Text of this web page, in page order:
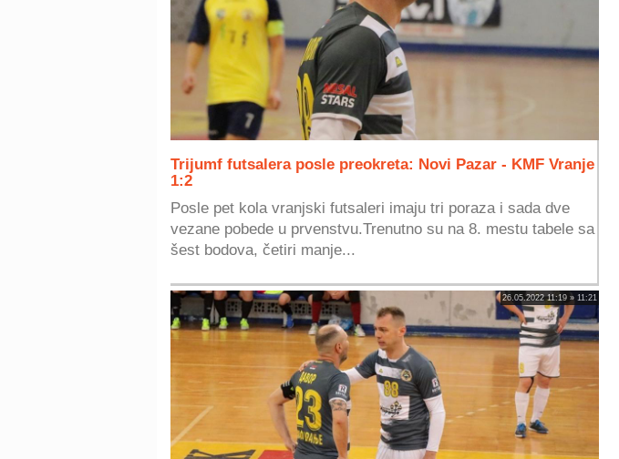
Trijumf futsalera posle preokreta: Novi Pazar - KMF Vranje
1:2
Posle pet kola vranjski futsaleri imaju tri poraza i sada dve
vezane pobede u prvenstvu.Trenutno su na 8. mestu tabele sa
šest bodova, četiri manje...
26.05.2022 11:19 » 11:21